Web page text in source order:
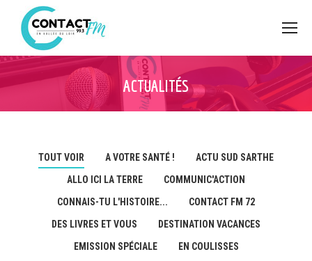
ACTUALITÉS
TOUT VOIR A VOTRE SANTÉ !
ACTU SUD SARTHE
ALLO ICI LA TERRE
COMMUNIC'ACTION
CONNAIS-TU L'HISTOIRE...
CONTACT FM 72
DES LIVRES ET VOUS
DESTINATION VACANCES
EMISSION SPÉCIALE
EN COULISSES